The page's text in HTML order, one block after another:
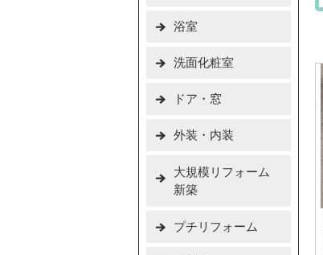
浴室
洗面化粧室
ドア・窓
外装・内装
大規模リフォーム
新築
プチリフォーム